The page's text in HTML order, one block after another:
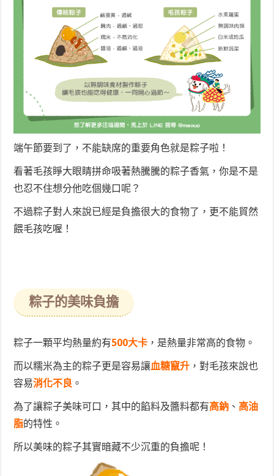
端午節要到了，不能缺席的重要角色就是粽子啦！
看著毛孩睜大眼睛拼命吸著熱騰騰的粽子香氣，你是不是
也忍不住想分他吃個幾口呢？
不過粽子對人來說已經是負擔很大的食物了，更不能貿然
餵毛孩吃喔！
粽子的美味負擔
粽子一顆平均熱量約有500大卡 ，是熱量非常高的食物。
而以糯米為主的粽子更是容易讓血糖竄升 ，對毛孩來說也
容易消化不良 。
為了讓粽子美味可口，其中的餡料及醬料都有高鈉 、 高油
脂的特性。
所以美味的粽子其實暗藏不少沉重的負擔呢！